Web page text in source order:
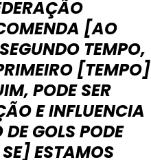
[AO
TEMPO,
[TEMPO]
PODE SER
E INFLUENCIA
GOLS PODE
ESTAMOS